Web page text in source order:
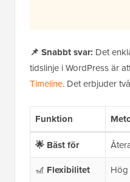
📌 Snabbt svar: Det
tidslinje i WordPress är
Timeline. Det erbjuder
Funktion
🌟 Bäst för
🎢 Flexibilitet